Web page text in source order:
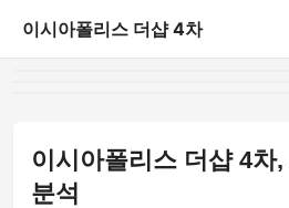
이시아폴리스 더샵 4차
이시아폴리스 더샵 4차
분석